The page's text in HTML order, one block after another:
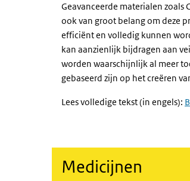
Geavanceerde materialen zoals
ook van groot belang om deze
efficiënt en volledig kunnen
kan aanzienlijk bijdragen aan
worden waarschijnlijk al meer
gebaseerd zijn op het creëren
Lees volledige tekst (in engels):
Medicijnen